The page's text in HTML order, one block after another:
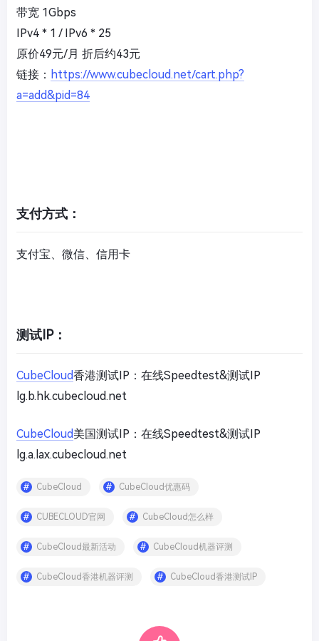
带宽 1Gbps
IPv4 * 1 / IPv6 * 25
原价49元/月 折后约43元
链接： https://www.cubecloud.net/cart.php?
a=add&pid=84
支付方式：
支付宝、微信、信用卡
测试IP：
CubeCloud香港测试IP：在线Speedtest&测试IP
lg.b.hk.cubecloud.net
CubeCloud美国测试IP：在线Speedtest&测试IP
lg.a.lax.cubecloud.net
CubeCloud CubeCloud优惠码
CUBECLOUD官网 CubeCloud怎么样
CubeCloud最新活动 CubeCloud机器评测
CubeCloud香港机器评测 CubeCloud香港测试IP